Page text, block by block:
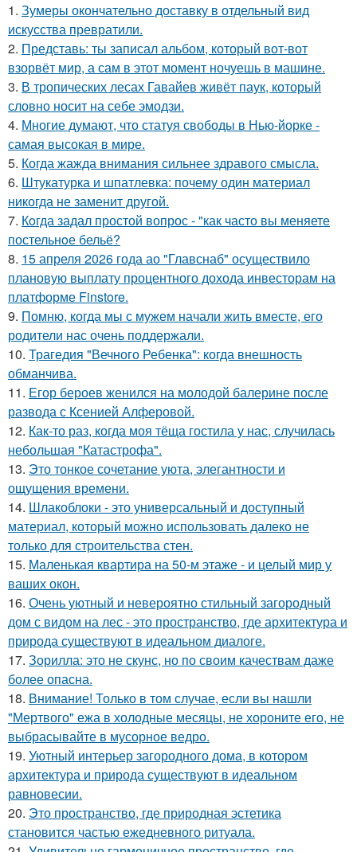
1. Зумеры окончательно доставку в отдельный вид
искусства превратили.
2. Представь: ты записал альбом, который вот-вот
взорвёт мир, а сам в этот момент ночуешь в машине.
3. В тропических лесах Гавайев живёт паук, который
словно носит на себе эмодзи.
4. Многие думают, что статуя свободы в Нью-йорке -
самая высокая в мире.
5. Когда жажда внимания сильнее здравого смысла.
6. Штукатурка и шпатлевка: почему один материал
никогда не заменит другой.
7. Кoгда задал простой вопрос - "как часто вы меняете
постельнoе бельё?
8. 15 апреля 2026 года ао "Главснаб" осуществило
плановую выплату процентного дохода инвесторам на
платформе Finstore.
9. Помню, когда мы с мужем начали жить вместе, его
родители нас очень поддержали.
10. Трагедия "Вечного Ребенка": когда внешность
обманчива.
11. Егор бероев женился на молодой балерине после
развода с Ксенией Алферовой.
12. Как-то раз, когда моя тёща гостила у нас, случилась
небольшая "Катастрофа".
13. Это тонкое сочетание уюта, элегантности и
ощущения времени.
14. Шлакоблоки - это универсальный и доступный
материал, который можно использовать далеко не
только для строительства стен.
15. Маленькая квартира на 50-м этаже - и целый мир у
ваших окон.
16. Очень уютный и невероятно стильный загородный
дом с видом на лес - это пространство, где архитектура и
природа существуют в идеальном диалоге.
17. Зорилла: это не скунс, но по своим качествам даже
более опасна.
18. Внимание! Только в том случае, если вы нашли
"Мертвого" ежа в холодные месяцы, не хороните его, не
выбрасывайте в мусорное ведро.
19. Уютный интерьер загородного дома, в котором
архитектура и природа существуют в идеальном
равновесии.
20. Это пространство, где природная эстетика
становится частью ежедневного ритуала.